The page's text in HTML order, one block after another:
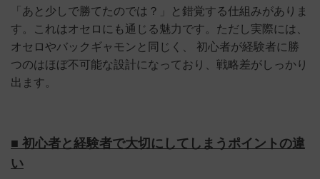
「あと少しで勝てたのでは？」と錯覚する仕組みがありま
す。これはオセロにも通じる魅力です。ただし実際には、
オセロやバックギャモンと同じく、 初心者が経験者に勝
つのはほぼ不可能な設計になっており、戦略差がしっかり
出ます。
■ 初心者と経験者で大切にしてしまうポイントの違
い